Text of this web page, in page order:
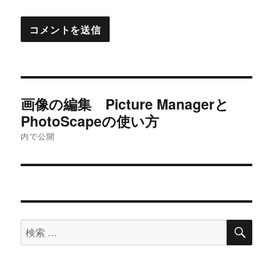
稿
ナ
ビ
ー
シ
画像の編集 Picture Managerと
PhotoScapeの使い方
内で公開
検
索
検